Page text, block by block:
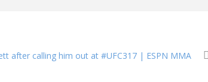
after calling him out at #UFC317 | ESPN MMA